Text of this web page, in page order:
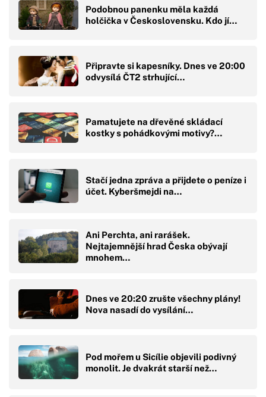
Podobnou panenku měla každá
holčička v Československu. Kdo jí…
Připravte si kapesníky. Dnes ve 20:00
odvysílá ČT2 strhující…
Pamatujete na dřevěné skládací
kostky s pohádkovými motivy?…
Stačí jedna zpráva a přijdete o peníze i
účet. Kyberšmejdi na…
Ani Perchta, ani rarášek.
Nejtajemnější hrad Česka obývají
mnohem…
Dnes ve 20:20 zrušte všechny plány!
Nova nasadí do vysílání…
Pod mořem u Sicílie objevili podivný
monolit. Je dvakrát starší než…